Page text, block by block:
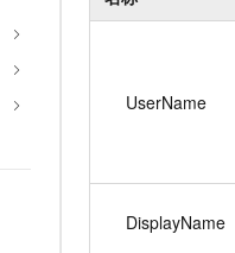
UserName
DisplayName